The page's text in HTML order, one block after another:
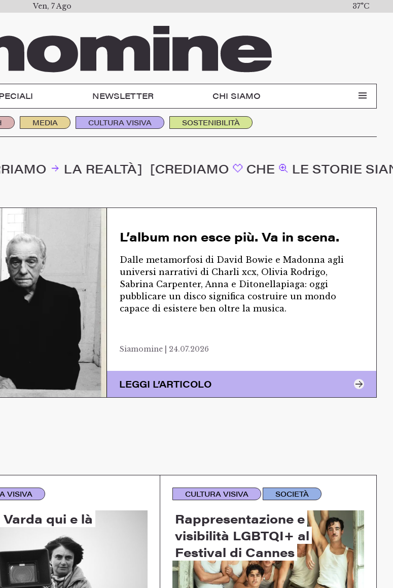
Ven, 7 Ago 37°C
NEWSLETTER CHI SIAMO
MEDIA CULTURA VISIVA SOSTENIBILITÀ
LA REALTÀ] [CREDIAMO CHE LE STORIE SIANO LE
L’album non esce più. Va in scena.
Dalle metamorfosi di David Bowie e Madonna agli
universi narrativi di Charli xcx, Olivia Rodrigo,
Sabrina Carpenter, Anna e Ditonellapiaga: oggi
pubblicare un disco significa costruire un mondo
capace di esistere ben oltre la musica.
Siamomine | 24.07.2026
LEGGI L’ARTICOLO
VISIVA
qui e là
CULTURA VISIVA SOCIETÀ
Rappresentazione e
visibilità LGBTQI+ al
Festival di Cannes